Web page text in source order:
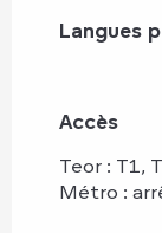
Langues
Langues
Accès
Accès
Teor : T1,
Métro :